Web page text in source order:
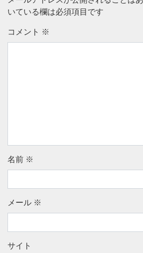
いている欄は必須項目です
コメント ※
名前 ※
メール ※
サイト